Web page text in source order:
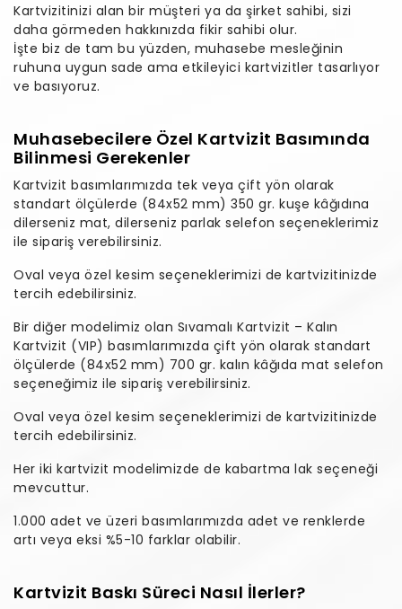
Kartvizitinizi alan bir müşteri ya da şirket sahibi, sizi
daha görmeden hakkınızda fikir sahibi olur.
İşte biz de tam bu yüzden, muhasebe mesleğinin
ruhuna uygun sade ama etkileyici kartvizitler tasarlıyor
ve basıyoruz.
Muhasebecilere Özel Kartvizit Basımında
Bilinmesi Gerekenler
Kartvizit basımlarımızda tek veya çift yön olarak
standart ölçülerde (84x52 mm) 350 gr. kuşe kâğıdına
dilerseniz mat, dilerseniz parlak selefon seçeneklerimiz
ile sipariş verebilirsiniz.
Oval veya özel kesim seçeneklerimizi de kartvizitinizde
tercih edebilirsiniz.
Bir diğer modelimiz olan Sıvamalı Kartvizit – Kalın
Kartvizit (VIP) basımlarımızda çift yön olarak standart
ölçülerde (84x52 mm) 700 gr. kalın kâğıda mat selefon
seçeneğimiz ile sipariş verebilirsiniz.
Oval veya özel kesim seçeneklerimizi de kartvizitinizde
tercih edebilirsiniz.
Her iki kartvizit modelimizde de kabartma lak seçeneği
mevcuttur.
1.000 adet ve üzeri basımlarımızda adet ve renklerde
artı veya eksi %5-10 farklar olabilir.
Kartvizit Baskı Süreci Nasıl İlerler?